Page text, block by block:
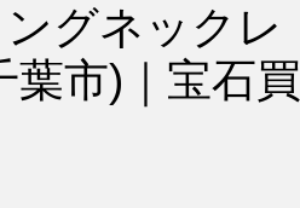
グネックレ
葉市)｜宝石買